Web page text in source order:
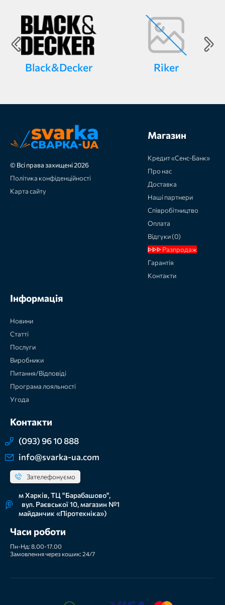
Black&Decker Riker
© Всі права захищені 2026
Політика конфіденційності
Карта сайту
Магазин
Кредит «Сенс-Банк»
Про нас
Доставка
Наші партнери
Співробітництво
Оплата
Відгуки (0)
ᐈᐈᐈ Разпродаж
Гарантія
Контакти
Інформація
Новини
Статті
Послуги
Виробники
Питання/Відповіді
Програма лояльності
Угода
Контакти
(093) 96 10 888
info@svarka-ua.com
Зателефонуємо
м Харків, ТЦ "Барабашово",
вул. Раєвської 10, магазин №1
майданчик «Піротехніка»)
Часи роботи
Пн-Нд: 8.00-17.00
Замовлення через кошик: 24/7